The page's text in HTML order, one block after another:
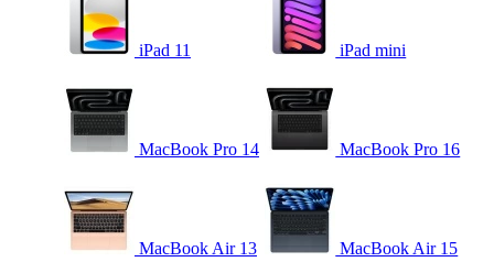
iPad 11 iPad mini
MacBook Pro 14 MacBook Pro 16
MacBook Air 13 MacBook Air 15